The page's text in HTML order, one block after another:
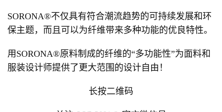
SORONA®不仅具有符合潮流趋势的可持续发展和环
保主题，而且可以为纤维带来多种功能的优良特性。
用SORONA®原料制成的纤维的“多功能性”为面料和
服装设计师提供了更大范围的设计自由！
长按二维码